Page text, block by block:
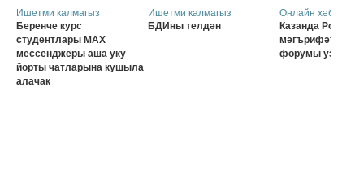
Ишетми калмагыз
Беренче курс
студентлары MAX
мессенджеры аша уку
йорты чатларына кушыла
алачак
Ишетми калмагыз
БДИны телдән
Онлайн хәбәрләр
Казанда Россия
форумы узачак